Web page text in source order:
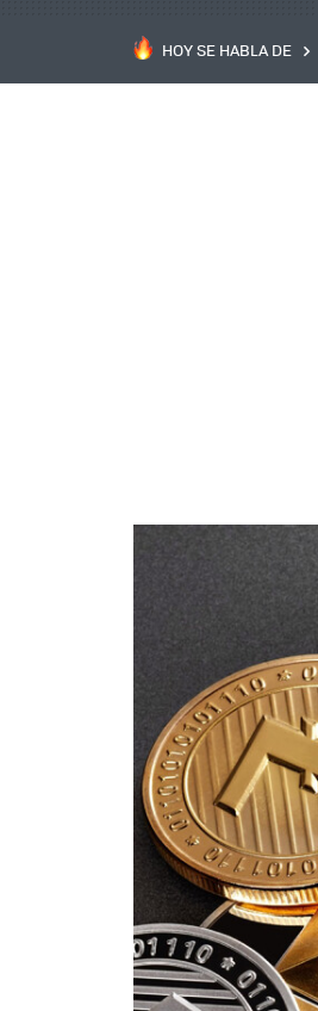
HOY SE HABLA DE